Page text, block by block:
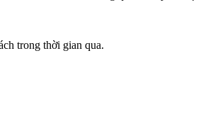
trong thời gian qua.